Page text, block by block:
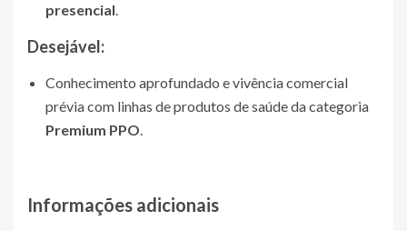
presencial.
Desejável:
Conhecimento aprofundado e vivência comercial
prévia com linhas de produtos de saúde da categoria
Premium PPO.
Informações adicionais